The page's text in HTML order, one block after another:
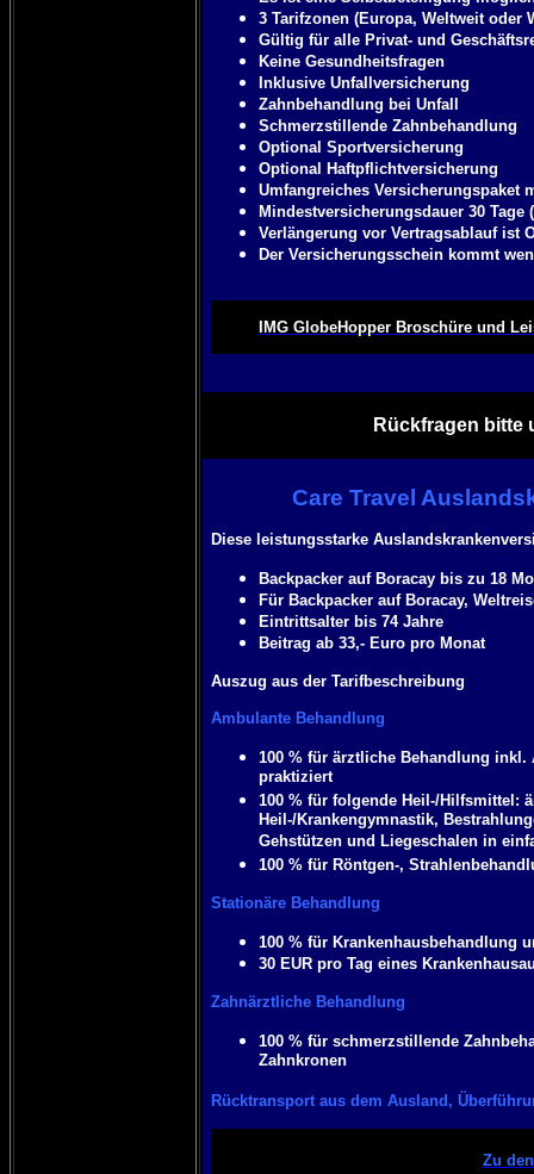
3 Tarifzonen (Europa, Weltweit oder
Gültig für alle Privat- und
Keine Gesundheitsfragen
Inklusive Unfallversicherung
Zahnbehandlung bei Unfall
Schmerzstillende Zahnbehandlung
Optional Sportversicherung
Optional Haftpflichtversicherung
Umfangreiches Versicherungspaket
Mindestversicherungsdauer 30 Tage
Verlängerung vor Vertragsablauf ist
Der Versicherungsschein kommt
IMG GlobeHopper Broschüre und
Rückfragen bitte
Care Travel
Diese leistungsstarke
Backpacker auf Boracay bis zu 18
Für Backpacker auf Boracay,
Eintrittsalter bis 74 Jahre
Beitrag ab 33,- Euro pro Monat
Auszug aus der Tarifbeschreibung
Ambulante Behandlung
100 % für ärztliche Behandlung
praktiziert
100 % für folgende Heil-/Hilfsmittel:
Heil-/Krankengymnastik,
Gehstützen und Liegeschalen in
100 % für Röntgen-,
Stationäre Behandlung
100 % für Krankenhausbehandlung
30 EUR pro Tag eines
Zahnärztliche Behandlung
100 % für schmerzstillende
Zahnkronen
Rücktransport aus dem Ausland,
Zu